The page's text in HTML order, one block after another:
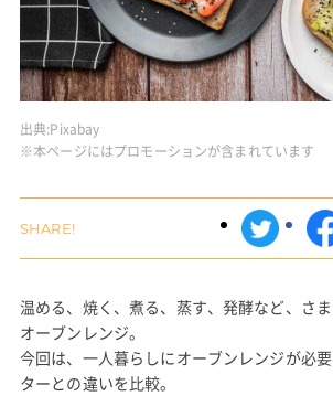
出典:Pixabay
※本ページにはプロモーションが含まれています
温める、焼く、煮る、蒸す、発酵など、さ
オーブンレンジ。
今回は、一人暮らしにオーブンレンジが必
ターとの違いを比較。